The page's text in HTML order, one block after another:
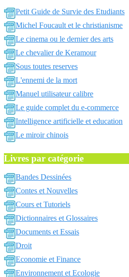
Petit Guide de Survie des Etudiants
Michel Foucault et le christianisme
Le cinema ou le dernier des arts
Le chevalier de Keramour
Sous toutes reserves
L'ennemi de la mort
Manuel utilisateur calibre
Le guide complet du e-commerce
Intelligence artificielle et education
Le miroir chinois
Livres par catégorie
Bandes Dessinées
Contes et Nouvelles
Cours et Tutoriels
Dictionnaires et Glossaires
Documents et Essais
Droit
Economie et Finance
Environnement et Ecologie